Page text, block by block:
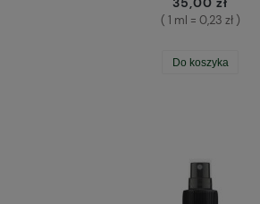
( 1 ml = 0,23 zł )
Do koszyka